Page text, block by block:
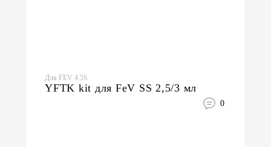
Для FEV 4.5S
YFTK kit для FeV SS 2,5/3 мл
0